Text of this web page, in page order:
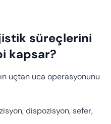
süreçlerini
kapsar?
uçtan uca operasyonunu
dispozisyon, sefer,